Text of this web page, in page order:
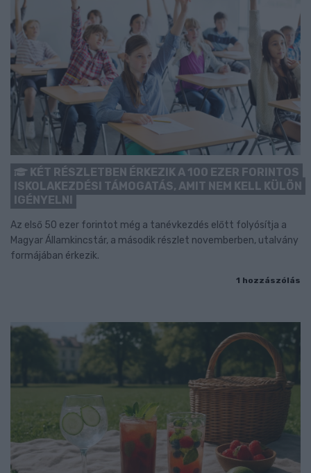
KÉT RÉSZLETBEN ÉRKEZIK A 100 EZER FORINTOS
ISKOLAKEZDÉSI TÁMOGATÁS, AMIT NEM KELL KÜLÖN
IGÉNYELNI
Az első 50 ezer forintot még a tanévkezdés előtt folyósítja a
Magyar Államkincstár, a második részlet novemberben, utalvány
formájában érkezik.
1 hozzászólás